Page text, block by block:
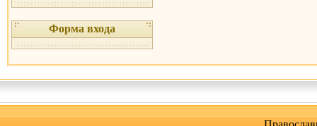
Форма входа